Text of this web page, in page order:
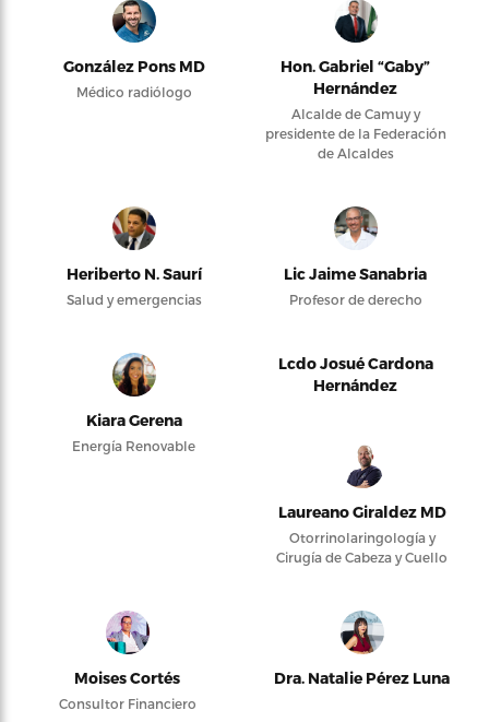
González Pons MD
Médico radiólogo
Hon. Gabriel “Gaby”
Hernández
Alcalde de Camuy y
presidente de la Federación
de Alcaldes
Heriberto N. Saurí
Salud y emergencias
Lic Jaime Sanabria
Profesor de derecho
Kiara Gerena
Energía Renovable
Lcdo Josué Cardona
Hernández
Laureano Giraldez MD
Otorrinolaringología y
Cirugía de Cabeza y Cuello
Moises Cortés
Consultor Financiero
Dra. Natalie Pérez Luna